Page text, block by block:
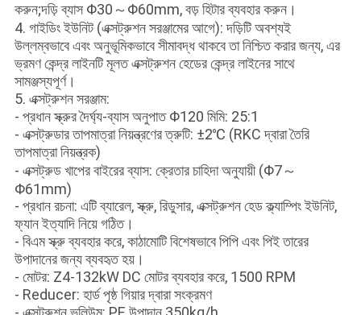
করুন;দড়ি ব্যাস Φ30～Φ60mm, বড় হিটার ব্যবহার করুন।
4. গাইডিং ইউনিট (এক্সট্রুশন সরঞ্জামের আগে): দড়িটি অবশ্যই
উল্লম্বভাবে এবং অনুভূমিকভাবে সীমাবদ্ধ থাকবে তা নিশ্চিত করার জন্য, এর
ভ্রমণ কেন্দ্র লাইনটি মূলত এক্সট্রুশন হেডের কেন্দ্র লাইনের সাথে
সামঞ্জস্যপূর্ণ।
5. এক্সট্রুশন সরঞ্জাম:
- প্রধান স্ক্রুর দৈর্ঘ্য-ব্যাস অনুপাত Φ120 মিমি: 25:1
- এক্সট্রুডার তাপমাত্রা নিয়ন্ত্রণের ত্রুটি: ±2℃ (RKC দ্বারা তৈরি
তাপমাত্রা নিয়ন্ত্রক)
- এক্সট্রুড খাপের বাইরের ব্যাস: ক্রেতার চাহিদা অনুযায়ী (Φ7～
Φ61mm)
- প্রধান রচনা: এটি ব্যারেল, স্ক্রু, রিডুসার, এক্সট্রুশন হেড ক্ল্যাম্পিং ইউনিট,
ফ্যান ইত্যাদি নিয়ে গঠিত।
- বিএম স্ক্রু ব্যবহার করে, কাঠামোটি বিশেষভাবে পিপি এবং পিই তারের
উপাদানের জন্য ব্যবহৃত হয়।
- মোটর: Z4-132kW DC মোটর ব্যবহার করে, 1500 RPM
- Reducer: হার্ড পৃষ্ঠ গিয়ার দ্বারা সংক্রমণ